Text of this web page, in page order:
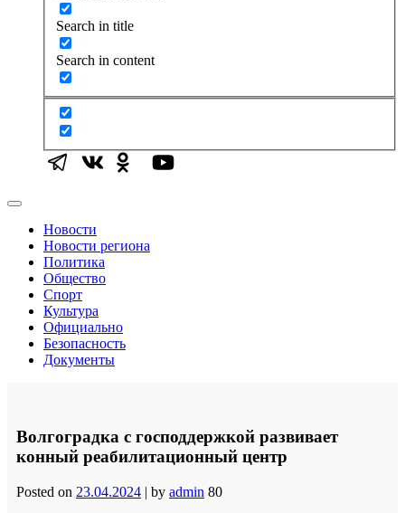
Search in title
Search in content
Новости
Новости региона
Политика
Общество
Спорт
Культура
Официально
Безопасность
Документы
Волгоградка с господдержкой развивает
конный реабилитационный центр
Posted on 23.04.2024 | by admin 80